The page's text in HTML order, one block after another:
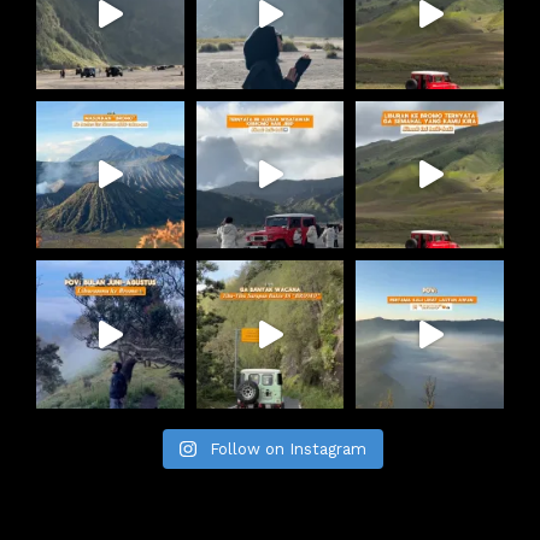
Follow on Instagram